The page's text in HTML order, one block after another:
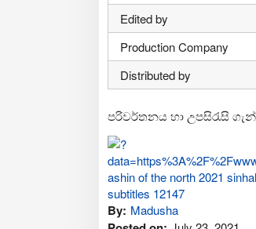
Edited by
Production Company
Distributed by
පරිවර්තනය හා උපසිරැසි
By: Madusha